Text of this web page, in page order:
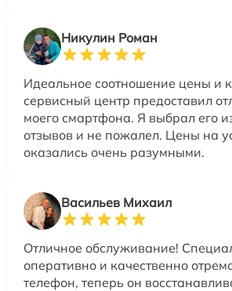
Никулин Роман
Идеальное соотношение цены и
сервисный центр предоставил
моего смартфона. Я выбрал его
отзывов и не пожалел. Цены на
оказались очень разумными.
Васильев Михаил
Отличное обслуживание!
оперативно и качественно
телефон, теперь он